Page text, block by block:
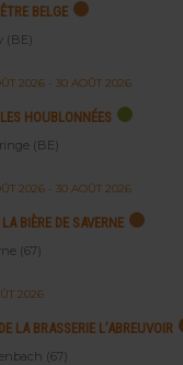
BELGE
(BE)
2026- 30 AOÛT 2026
HOUBLONNÉES
(BE)
2026- 30 AOÛT 2026
LA BIÈRE DE SAVERNE
(67)
2026
LA BRASSERIE L’ABREUVOIR
(67)